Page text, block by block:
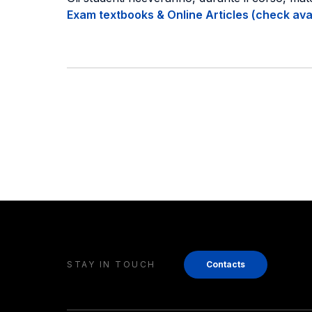
Exam textbooks & Online Articles (check
STAY IN TOUCH Contacts